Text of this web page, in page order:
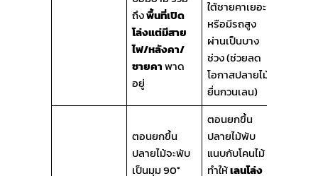
ถึงพื้นที่เปิด
โล่งแต่มีสาย
ไฟ/หลังคา/
ชายคาพาด
อยู่
ใต้ชายคาเยอะ
หรือมีรถสูง
ผ่านเป็นบาง
ช่วง (ช่วยลด
โอกาสปลายไม้
ยื่นกวนเลน)
ตอนยกขึ้น
ปลายไม้จะพับ
เป็นมุม 90°
ตอนยกขึ้น
ปลายไม้พับ
แนบกับโคนไม้
ทำให้เลนโล่ง